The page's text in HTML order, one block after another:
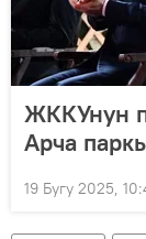
ЖККУнун
Арча
19 Бугу 2025,